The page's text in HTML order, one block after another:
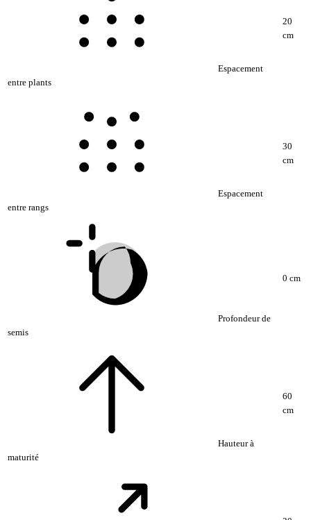
Espacement
entre plants
20
cm
Espacement
entre rangs
30
cm
Profondeur de
semis
0 cm
Hauteur à
maturité
60
cm